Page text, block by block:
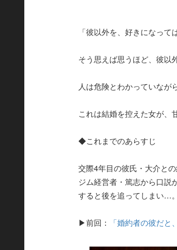
「彼以外を、好きになって
そう思えば思うほど、彼以
人は危険とわかっていなが
これは結婚を控えた女が、
◆これまでのあらすじ
交際4年目の彼氏・大介と
ジム経営者・篤志から口説
すると後を追ってしまい…。
▶前回： 「婚約者の彼だ